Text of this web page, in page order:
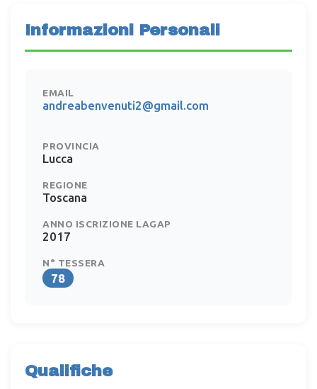
Informazioni Personali
EMAIL
andreabenvenuti2@gmail.com
PROVINCIA
Lucca
REGIONE
Toscana
ANNO ISCRIZIONE LAGAP
2017
N° TESSERA
78
Qualifiche